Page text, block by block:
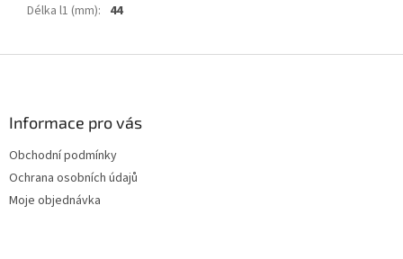
Délka l1 (mm): 44
Informace pro vás
Obchodní podmínky
Ochrana osobních údajů
Moje objednávka